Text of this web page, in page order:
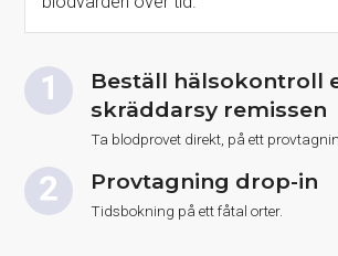
Beställ hälsokontroll
skräddarsy remissen
Ta blodprovet direkt, på ett
Provtagning drop-in
Tidsbokning på ett fåtal orter.